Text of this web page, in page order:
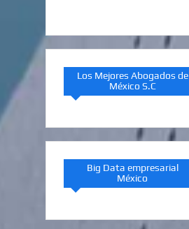
Los Mejores Abogados de
México S.C
Big Data empresarial
México